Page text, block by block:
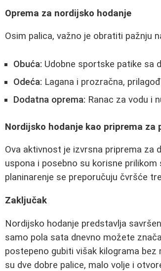
Oprema za nordijsko hodanje
Osim palica, važno je obratiti pažnju
Obuća: Udobne sportske patike sa
Odeća: Lagana i prozračna,
Dodatna oprema: Ranac za vodu i
Nordijsko hodanje kao priprema za
Ova aktivnost je izvrsna priprema za
uspona i posebno su korisne
planinarenje se preporučuju čvršće
Zaključak
Nordijsko hodanje predstavlja
samo pola sata dnevno možete
postepeno gubiti višak kilograma
su dve dobre palice, malo volje i